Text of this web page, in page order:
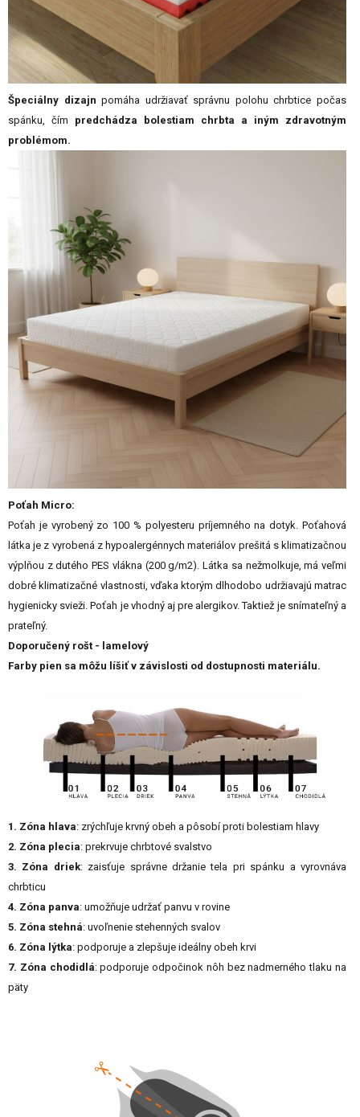
Špeciálny dizajn pomáha udržiavať správnu polohu chrbtice počas
spánku, čím predchádza bolestiam chrbta a iným zdravotným
problémom.
Poťah Micro:
Poťah je vyrobený zo 100 % polyesteru príjemného na dotyk. Poťahová
látka je z vyrobená z hypoalergénnych materiálov prešitá s klimatizačnou
výplňou z dutého PES vlákna (200 g/m2). Látka sa nežmolkuje, má veľmi
dobré klimatizačné vlastnosti, vďaka ktorým dlhodobo udržiavajú matrac
hygienicky svieži. Poťah je vhodný aj pre alergikov. Taktiež je snímateľný a
prateľný.
Doporučený rošt - lamelový
Farby pien sa môžu líšiť v závislosti od dostupnosti materiálu.
1. Zóna hlava: zrýchľuje krvný obeh a pôsobí proti bolestiam hlavy
2. Zóna plecia: prekrvuje chrbtové svalstvo
3. Zóna driek: zaisťuje správne držanie tela pri spánku a vyrovnáva
chrbticu
4. Zóna panva: umožňuje udržať panvu v rovine
5. Zóna stehná: uvoľnenie stehenných svalov
6. Zóna lýtka: podporuje a zlepšuje ideálny obeh krvi
7. Zóna chodidlá: podporuje odpočinok nôh bez nadmerného tlaku na
päty